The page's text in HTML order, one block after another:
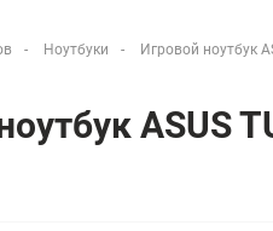
Ноутбуки Игровой ноутбук
ASUS